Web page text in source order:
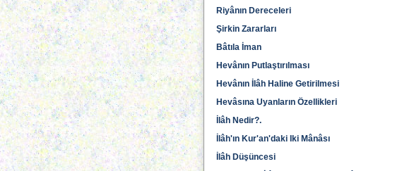
Riyânın Dereceleri
Şirkin Zararları
Bâtıla İman
Hevânın Putlaştırılması
Hevânın İlâh Haline Getirilmesi
Hevâsına Uyanların Özellikleri
İlâh Nedir?.
İlâh'ın Kur'an'daki Iki Mânâsı
İlâh Düşüncesi